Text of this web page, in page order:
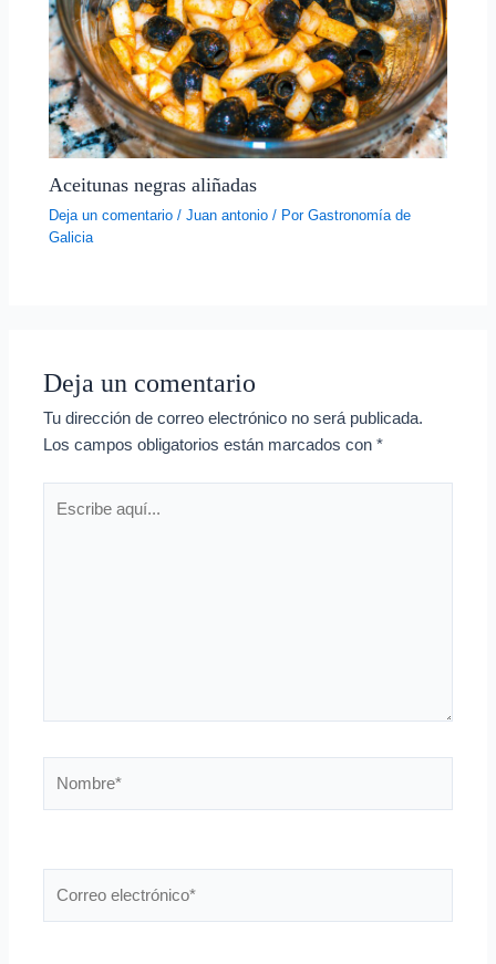
Aceitunas negras aliñadas
Deja un comentario /Juan antonio / PorGastronomía de
Galicia
Deja un comentario
Tu dirección de correo electrónico no será publicada.
Los campos obligatorios están marcados con*